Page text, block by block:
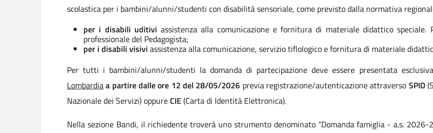
scolastica per i bambini/alunni/studenti con disabilità sensoriale, come previsto dalla normativa
per i disabili uditivi assistenza alla comunicazione e fornitura di materiale didattico
professionale del Pedagogista;
per i disabili visivi assistenza alla comunicazione, servizio tiflologico e fornitura di materiale
Per tutti i bambini/alunni/studenti la domanda di partecipazione deve essere presentata
Lombardiaa partire dalle ore 12 del 28/05/2026 previa registrazione/autenticazione attraverso SPID
Nazionale dei Servizi) oppureCIE(Carta di Identità Elettronica).
Nella sezione Bandi, il richiedente troverà uno strumento denominato “Domanda famiglia - a.s.